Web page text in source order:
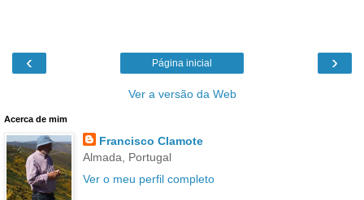
‹ ›
Página inicial
Ver a versão da Web
Acerca de mim
Francisco Clamote
Almada, Portugal
Ver o meu perfil completo